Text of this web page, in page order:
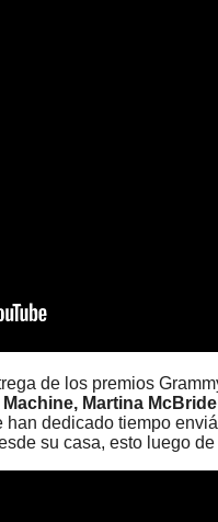
de los premios
Martina McBride
dedicado tiempo
su casa, esto luego